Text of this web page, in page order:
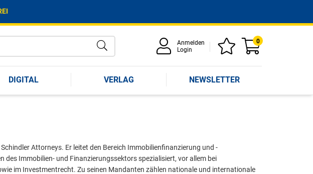
Anmelden
Login
0
DIGITAL VERLAG NEWSLETTER
Attorneys. Er leitet den Bereich Immobilienfinanzierung und -
Immobilien- und Finanzierungssektors spezialisiert, vor allem bei
im Investmentrecht. Zu seinen Mandanten zählen nationale und internationale